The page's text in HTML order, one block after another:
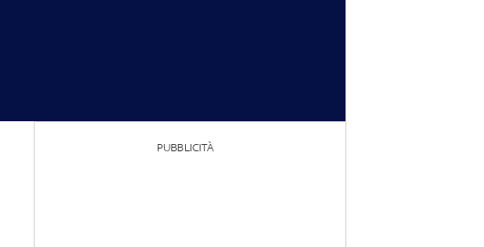
PUBBLICITÀ